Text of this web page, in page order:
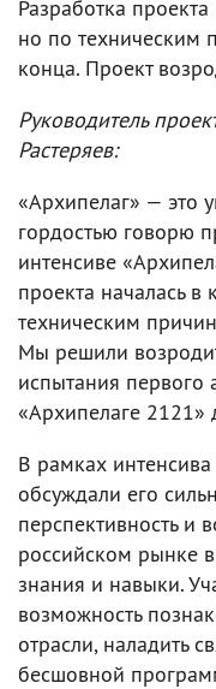
Разработка
но по техническим
конца. Проект
Руководитель
Растеряев:
«Архипелаг» — это
гордостью говорю
интенсиве
проекта началась
техническим
Мы решили
испытания первого
«Архипелаге 2121»
В рамках
обсуждали его
перспективность и
российском рынке
знания и навыки.
возможность
отрасли, наладить
бесшовной